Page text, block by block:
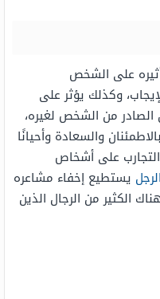
على الشخص
وكذلك يؤثر على
من الشخص لغيره،
والسعادة وأحيانًا
على أشخاص
الرجل يستطيع إخفاء مشاعره
الكثير من الرجال الذين